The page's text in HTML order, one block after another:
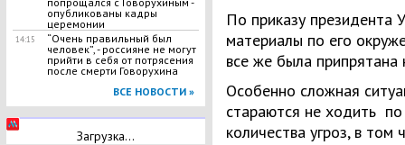
опубликованы кадры
церемонии
14:15
​“Очень правильный был
человек”, - россияне не могут
прийти в себя от потрясения
после смерти Говорухина
ВСЕ НОВОСТИ »
Загрузка...
По приказу президента
материалы по его
все же была припрятана
Особенно сложная
стараются не ходить
количества угроз, в